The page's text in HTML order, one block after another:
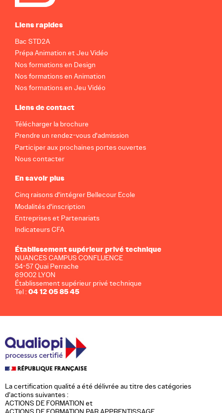
Liens rapides
Bac STD2A
Prépa Animation et Jeu Vidéo
Nos formations en Design
Nos formations en Animation
Nos formations en Jeu Vidéo
Liens de contact
Télécharger la brochure
Prendre un rendez-vous d'admission
Participer aux prochaines portes ouvertes
Nous contacter
En savoir plus
Cinq raisons d'intégrer Bellecour Ecole
Modalités d'inscription
Entreprises et Partenariats
Indicateurs CFA
Établissement supérieur privé technique
NUANCES CAMPUS CONFLUENCE
54-57 Quai Perrache
69002 LYON
Établissement supérieur privé technique
Tel :04 12 05 85 45
La certification qualité a été délivrée au titre des catégories
d’actions suivantes :
ACTIONS DE FORMATION et